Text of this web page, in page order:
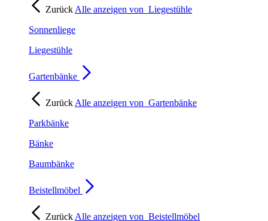
Zurück Alle anzeigen von Liegestühle
Sonnenliege
Liegestühle
Gartenbänke
Zurück Alle anzeigen von Gartenbänke
Parkbänke
Bänke
Baumbänke
Beistellmöbel
Zurück Alle anzeigen von Beistellmöbel